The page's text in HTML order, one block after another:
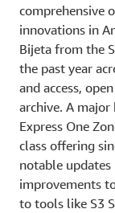
comprehensive
innovations in
Bijeta from the
the past year
and access,
archive. A
Express One
class offering
notable
improvements
to tools like S3